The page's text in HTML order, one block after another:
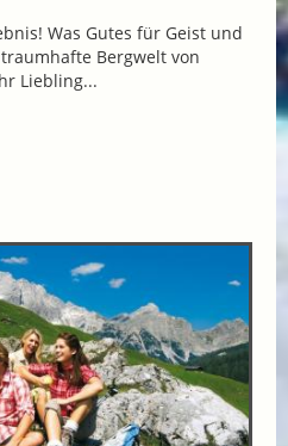
Was Gutes für Geist und
Bergwelt von
Liebling...